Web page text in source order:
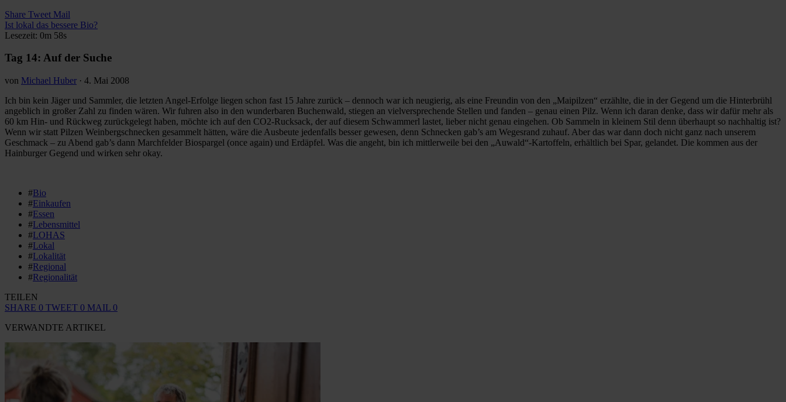
Share Tweet Mail
Ist lokal das bessere Bio?
Lesezeit: 0m 58s
Tag 14: Auf der Suche
von Michael Huber · 4. Mai 2008
Ich bin kein Jäger und Sammler, die letzten Angel-Erfolge liegen schon fast 15 Jahre zurück – dennoch war ich neugierig, als eine Freundin von den „Maipilzen“ erzählte, die in der Gegend um die Hinterbrühl
angeblich in großer Zahl zu finden wären. Wir fuhren also in den wunderbaren Buchenwald, stiegen an vielversprechende Stellen und fanden – genau einen Pilz. Wenn ich daran denke, dass wir dafür mehr als
60 km Hin- und Rückweg zurückgelegt haben, möchte ich auf den CO2-Rucksack, der auf diesem Schwammerl lastet, lieber nicht genau eingehen. Ob Sammeln in kleinem Stil denn überhaupt so nachhaltig ist?
Wenn wir statt Pilzen Weinbergschnecken gesammelt hätten, wäre die Ausbeute jedenfalls besser gewesen, denn Schnecken gab’s am Wegesrand zuhauf. Aber das war dann doch nicht ganz nach unserem
Geschmack – zu Abend gab’s dann Marchfelder Biospargel (once again) und Erdäpfel. Was die angeht, bin ich mittlerweile bei den „Auwald“-Kartoffeln, erhältlich bei Spar, gelandet. Die kommen aus der
Hainburger Gegend und wirken sehr okay.
#Bio
#Einkaufen
#Essen
#Lebensmittel
#LOHAS
#Lokal
#Lokalität
#Regional
#Regionalität
TEILEN
SHARE 0 TWEET 0 MAIL 0
VERWANDTE ARTIKEL